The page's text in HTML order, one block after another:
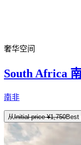
奢华空间
South Africa
南非
从Initial price ¥1,750Best